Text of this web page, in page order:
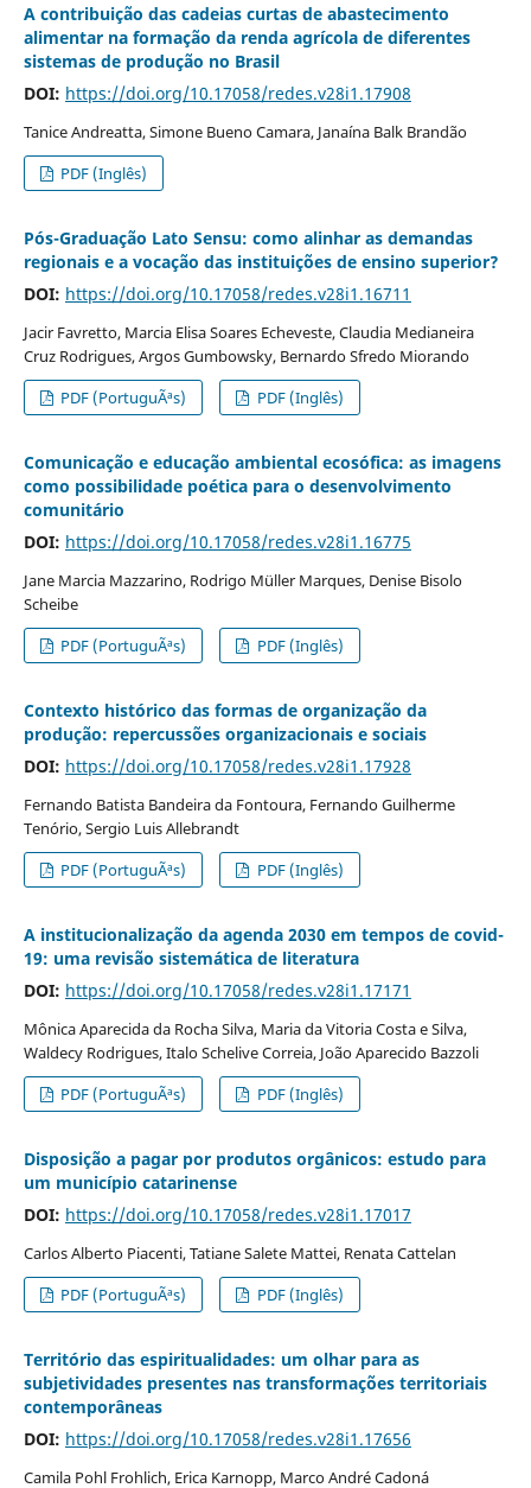
A contribuição das cadeias curtas de abastecimento
alimentar na formação da renda agrícola de diferentes
sistemas de produção no Brasil
DOI: https://doi.org/10.17058/redes.v28i1.17908
Tanice Andreatta, Simone Bueno Camara, Janaína Balk Brandão
PDF (Inglês)
Pós-Graduação Lato Sensu: como alinhar as demandas
regionais e a vocação das instituições de ensino superior?
DOI: https://doi.org/10.17058/redes.v28i1.16711
Jacir Favretto, Marcia Elisa Soares Echeveste, Claudia Medianeira
Cruz Rodrigues, Argos Gumbowsky, Bernardo Sfredo Miorando
PDF (PortuguÃªs)
PDF (Inglês)
Comunicação e educação ambiental ecosófica: as imagens
como possibilidade poética para o desenvolvimento
comunitário
DOI: https://doi.org/10.17058/redes.v28i1.16775
Jane Marcia Mazzarino, Rodrigo Müller Marques, Denise Bisolo
Scheibe
PDF (PortuguÃªs)
PDF (Inglês)
Contexto histórico das formas de organização da
produção: repercussões organizacionais e sociais
DOI: https://doi.org/10.17058/redes.v28i1.17928
Fernando Batista Bandeira da Fontoura, Fernando Guilherme
Tenório, Sergio Luis Allebrandt
PDF (PortuguÃªs)
PDF (Inglês)
A institucionalização da agenda 2030 em tempos de covid-
19: uma revisão sistemática de literatura
DOI: https://doi.org/10.17058/redes.v28i1.17171
Mônica Aparecida da Rocha Silva, Maria da Vitoria Costa e Silva,
Waldecy Rodrigues, Italo Schelive Correia, João Aparecido Bazzoli
PDF (PortuguÃªs)
PDF (Inglês)
Disposição a pagar por produtos orgânicos: estudo para
um município catarinense
DOI: https://doi.org/10.17058/redes.v28i1.17017
Carlos Alberto Piacenti, Tatiane Salete Mattei, Renata Cattelan
PDF (PortuguÃªs)
PDF (Inglês)
Território das espiritualidades: um olhar para as
subjetividades presentes nas transformações territoriais
contemporâneas
DOI: https://doi.org/10.17058/redes.v28i1.17656
Camila Pohl Frohlich, Erica Karnopp, Marco André Cadoná